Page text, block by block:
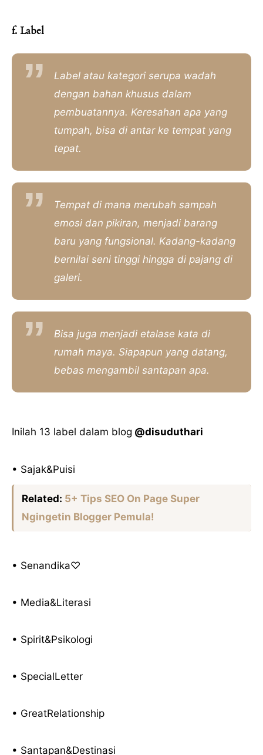
f. Label
Label atau kategori serupa wadah
dengan bahan khusus dalam
pembuatannya. Keresahan apa yang
tumpah, bisa di antar ke tempat yang
tepat.
Tempat di mana merubah sampah
emosi dan pikiran, menjadi barang
baru yang fungsional. Kadang-kadang
bernilai seni tinggi hingga di pajang di
galeri.
Bisa juga menjadi etalase kata di
rumah maya. Siapapun yang datang,
bebas mengambil santapan apa.
Inilah 13 label dalam blog @disuduthari
• Sajak&Puisi
Related: 5+ Tips SEO On Page Super
Ngingetin Blogger Pemula!
• Senandika♡
• Media&Literasi
• Spirit&Psikologi
• SpecialLetter
• GreatRelationship
• Santapan&Destinasi